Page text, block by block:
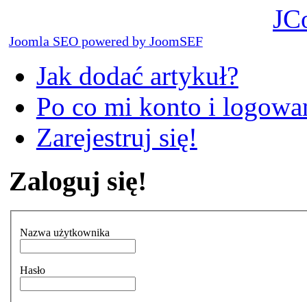
Joomla SEO powered by JoomSEF
Jak dodać artykuł?
Po co mi konto i
Zarejestruj się!
Zaloguj się!
Nazwa użytkownika
Hasło